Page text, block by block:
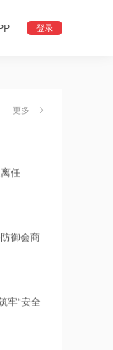
登录
更多
任
御会商
牢“安全